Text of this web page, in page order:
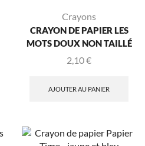
Crayons
CRAYON DE PAPIER LES
MOTS DOUX NON TAILLÉ
2,10€
AJOUTER AU PANIER